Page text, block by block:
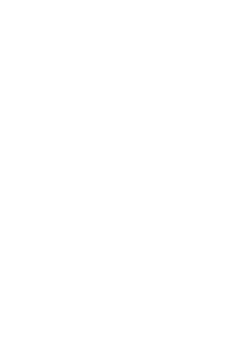
Slovenská
o bronz